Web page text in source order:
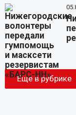
Еще в рубрике